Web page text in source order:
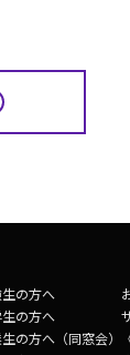
の方へ
の方へ
の方へ（同窓会）